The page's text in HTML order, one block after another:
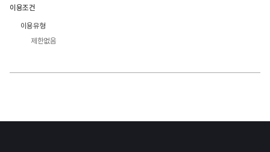
이용조건
이용유형
제한없음